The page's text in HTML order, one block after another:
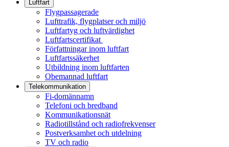
Luftfart
Flygpassagerade
Lufttrafik, flygplatser och miljö
Luftfartyg och luftvärdighet
Luftfartscertifikat
Författningar inom luftfart
Luftfartssäkerhet
Utbildning inom luftfarten
Obemannad luftfart
Telekommunikation
Fi-domännamn
Telefoni och bredband
Kommunikationsnät
Radiotillstånd och radiofrekvenser
Postverksamhet och utdelning
TV och radio